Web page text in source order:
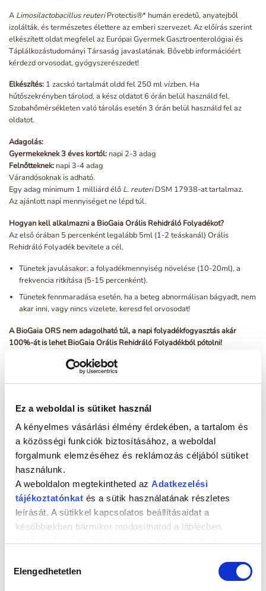
Ez a weboldal is sütiket használ
A kényelmes vásárlási élmény érdekében, a tartalom és
a közösségi funkciók biztosításához, a weboldal
forgalmunk elemzéséhez és reklámozás céljából sütiket
használunk.
A weboldalon megtekintheted azAdatkezelési
tájékoztatónkat és a sütik használatának részletes
leírását. A sütikkel kapcsolatos beállításaidat a
későbbiekben bármikor módosíthatod a láblécben
kiválasztása
Elengedhetetlen
A Limosilactobacillus reuteriProtectis®* humán eredetű, anyatejből
izolálták, és természetes élettere az emberi szervezet. Az előírás szerint
elkészített oldat megfelel az Európai Gyermek Gasztroenterológiai és
Táplálkozástudományi Társaság javaslatának. Bővebb információért
kérdezd orvosodat, gyógyszerészedet!
Elkészítés: 1 zacskó tartalmát oldd fel 250 ml vízben. Ha
hűtőszekrényben tárolod, a kész oldatot 6 órán belül használd fel.
Szobahőmérsékleten való tárolás esetén 3 órán belül használd fel az
oldatot.
Adagolás:
Gyermekeknek 3 éves kortól: napi 2-3 adag
Felnőtteknek: napi 3-4 adag
Várandósoknak is adható.
Egy adag minimum 1 milliárd élő L. reuteriDSM 17938-at tartalmaz.
Az ajánlott napi mennyiséget ne lépd túl.
Hogyan kell alkalmazni a BioGaia Orális Rehidráló Folyadékot?
Az első órában 5 percenként legalább 5ml (1-2 teáskanál) Orális
Rehidráló Folyadék bevitele a cél.
Tünetek javulásakor: a folyadékmennyiség növelése (10-20ml), a
frekvencia ritkítása (5-15 percenként).
Tünetek fennmaradása esetén, ha a beteg abnormálisan bágyadt, nem
akar inni, vagy nincs vizelete, keresd fel orvosodat!
A BioGaia ORS nem adagolható túl, a napi folyadékfogyasztás akár
100%-át is lehet BioGaia Orális Rehidráló Folyadékból pótolni!
dextróz, nátrium-citrát, kálium-klorid, nátrium-
Limosilactobacillus* reuteri
**A BioGaia által szabadalmaztatott baktériumtörzs, melynek
természetes élettere az emberi szervezet, megtalálható az anyatejben is.
EP2619007, EP2040723 számú védjegyoltalommal és további
bejegyzett és bejegyzés alatt álló szabadalmakkal védve. A BioGaia és a
Protectis a BioGaia AB tulajdonában álló bejegyzett védjegyek.
3 in 1 termék: élőflórát,L. reuteriProtectis®-t és cinket is tartalmaz
Tehéntejfehérje-mentes – tehéntejfehérje-allergiában és prevencióban
is biztonságosan alkalmazható
Laktózmentes – laktóz-intoleranciában szenvedők is fogyaszthatják
Szacharózmentes – cukorbetegek is fogyaszthatják
Nem tartalmaz ízesítőt – a semleges ízű folyadékot a betegek